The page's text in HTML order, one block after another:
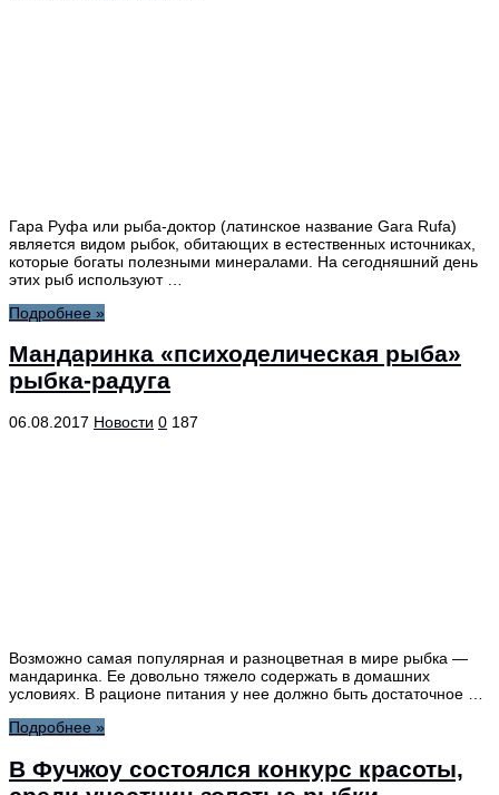
Гара Руфа или рыба-доктор (латинское название Gara Rufa)
является видом рыбок, обитающих в естественных источниках,
которые богаты полезными минералами. На сегодняшний день
этих рыб используют …
Подробнее »
Мандаринка «психоделическая рыба»
рыбка-радуга
06.08.2017 Новости 0 187
Возможно самая популярная и разноцветная в мире рыбка —
мандаринка. Ее довольно тяжело содержать в домашних
условиях. В рационе питания у нее должно быть достаточное …
Подробнее »
В Фучжоу состоялся конкурс красоты,